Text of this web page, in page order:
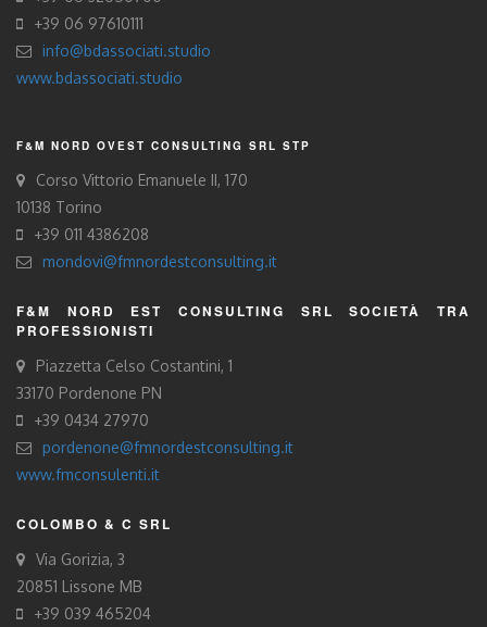
+39 06 97610111
info@bdassociati.studio
www.bdassociati.studio
F&M NORD OVEST CONSULTING SRL STP
Corso Vittorio Emanuele II, 170
10138 Torino
+39 011 4386208
mondovi@fmnordestconsulting.it
F&M NORD EST CONSULTING SRL SOCIETÀ TRA
PROFESSIONISTI
Piazzetta Celso Costantini, 1
33170 Pordenone PN
+39 0434 27970
pordenone@fmnordestconsulting.it
www.fmconsulenti.it
COLOMBO & C SRL
Via Gorizia, 3
20851 Lissone MB
+39 039 465204